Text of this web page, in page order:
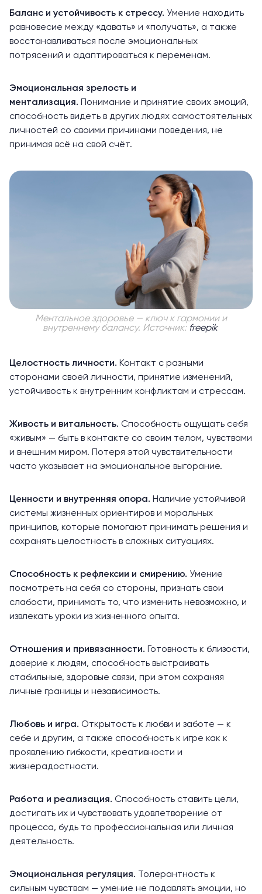
Баланс и устойчивость к стрессу. Умение находить
равновесие между «давать» и «получать», а также
восстанавливаться после эмоциональных
потрясений и адаптироваться к переменам.
Эмоциональная зрелость и
ментализация.
Понимание и принятие своих эмоций,
способность видеть в других людях самостоятельных
личностей со своими причинами поведения, не
принимая всё на свой счёт.
Ментальное здоровье — ключ к гармонии и
внутреннему балансу. Источник: freepik
Целостность личности. Контакт с разными
сторонами своей личности, принятие изменений,
устойчивость к внутренним конфликтам и стрессам.
Живость и витальность. Способность ощущать себя
«живым» — быть в контакте со своим телом, чувствами
и внешним миром. Потеря этой чувствительности
часто указывает на эмоциональное выгорание.
Ценности и внутренняя опора. Наличие устойчивой
системы жизненных ориентиров и моральных
принципов, которые помогают принимать решения и
сохранять целостность в сложных ситуациях.
Способность к рефлексии и смирению. Умение
посмотреть на себя со стороны, признать свои
слабости, принимать то, что изменить невозможно, и
извлекать уроки из жизненного опыта.
Отношения и привязанности.
Готовность к близости,
доверие к людям, способность выстраивать
стабильные, здоровые связи, при этом сохраняя
личные границы и независимость.
Любовь и игра. Открытость к любви и заботе — к
себе и другим, а также способность к игре как к
проявлению гибкости, креативности и
жизнерадостности.
Работа и реализация. Способность ставить цели,
достигать их и чувствовать удовлетворение от
процесса, будь то профессиональная или личная
деятельность.
Эмоциональная регуляция.
Толерантность к
сильным чувствам — умение не подавлять эмоции, но